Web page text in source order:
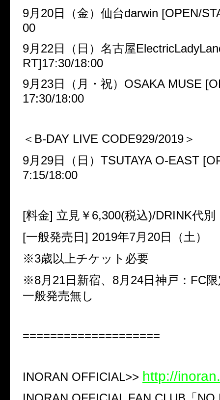
9月 20日（金）仙台darwin [OPEN/
00
9月 22日（日）名古屋
RT]17:30/18:00
9月 23日（月・祝） OSAKA MUSE
17:30/18:00
＜ B-DAY LIVE CODE929/2019 ＞
9月 29日（日） TSUTAYA O-EAST
7:15/18:00
[料金] 立見￥ 6,300(税込)/DRINK代別
[一般発売日 ] 2019年7月 20日（土）
※3歳以上チケット必要
※8月 21日新宿、 8月 24日神戸： FC
一般発売無し
====================
INORAN OFFICIAL>> http://